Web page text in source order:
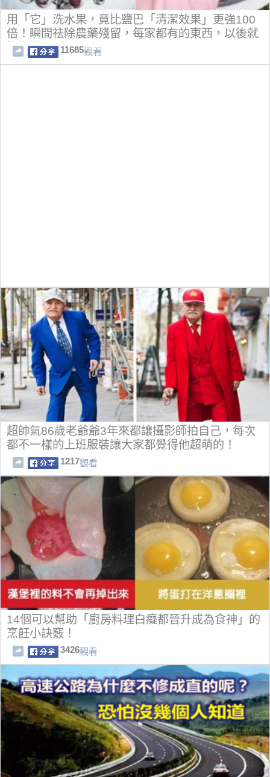
用「它」洗水果，竟比鹽巴「清潔效果」更強100
倍！瞬間祛除農藥殘留，每家都有的東西，以後就
換它洗了！11685觀看
超帥氣86歲老爺爺3年來都讓攝影師拍自己，每次
都不一樣的上班服裝讓大家都覺得他超萌的！
1217觀看
14個可以幫助「廚房料理白癡都晉升成為食神」的
烹飪小訣竅！
3426觀看